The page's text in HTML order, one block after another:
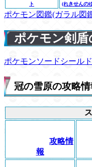
ト
(れきせんの
ポケモン図鑑(ガラル図
ポケモン剣盾
ポケモンソードシール
冠の雪原の攻略情
攻略情
報